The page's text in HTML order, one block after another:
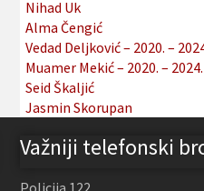
Nihad Uk
Alma Čengić
Vedad Deljković – 2020. –
Muamer Mekić – 2020. – 2024.
Seid Škaljić
Jasmin Skorupan
Važniji telefonski